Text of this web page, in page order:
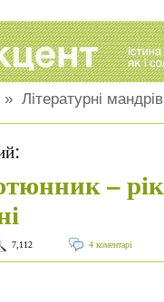
Літературні
:
–
7,112 4 коментарі